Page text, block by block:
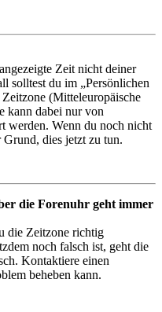
Zeit nicht deiner
solltest du im „Persönlichen
(Mitteleuropäische
kann dabei nur von
werden. Wenn du noch nicht
dies jetzt zu tun.
die Forenuhr geht immer
die Zeitzone richtig
noch falsch ist, geht die
Kontaktiere einen
beheben kann.